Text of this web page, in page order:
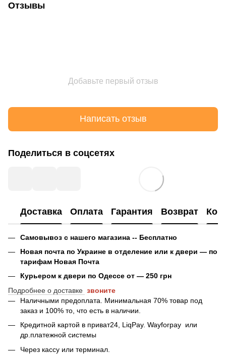
Отзывы
Добавьте первый отзыв
Написать отзыв
Поделиться в соцсетях
Доставка Оплата Гарантия Возврат
Самовывоз с нашего магазина -- Бесплатно
Новая почта по Украине в отделение или к двери — по
тарифам Новая Почта
Курьером к двери по Одессе от — 250 грн
Подробнее о доставке звоните
Наличными предоплата. Минимальная 70% товар под
заказ и 100% то, что есть в наличии.
Кредитной картой в приват24, LiqPay. Wayforpay или
др.платежной системы
Через кассу или терминал.